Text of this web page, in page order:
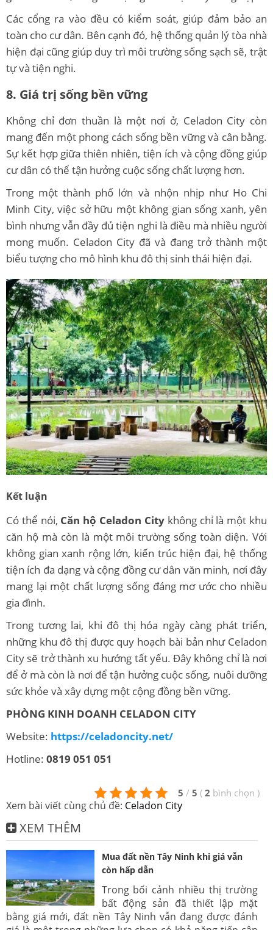
Các cổng ra vào đều có kiểm soát, giúp đảm bảo an
toàn cho cư dân. Bên cạnh đó, hệ thống quản lý tòa nhà
hiện đại cũng giúp duy trì môi trường sống sạch sẽ, trật
tự và tiện nghi.
8. Giá trị sống bền vững
Không chỉ đơn thuần là một nơi ở, Celadon City còn
mang đến một phong cách sống bền vững và cân bằng.
Sự kết hợp giữa thiên nhiên, tiện ích và cộng đồng giúp
cư dân có thể tận hưởng cuộc sống chất lượng hơn.
Trong một thành phố lớn và nhộn nhịp như Ho Chi
Minh City, việc sở hữu một không gian sống xanh, yên
bình nhưng vẫn đầy đủ tiện nghi là điều mà nhiều người
mong muốn. Celadon City đã và đang trở thành một
biểu tượng cho mô hình khu đô thị sinh thái hiện đại.
Kết luận
Có thể nói, Căn hộ Celadon Citykhông chỉ là một khu
căn hộ mà còn là một môi trường sống toàn diện. Với
không gian xanh rộng lớn, kiến trúc hiện đại, hệ thống
tiện ích đa dạng và cộng đồng cư dân văn minh, nơi đây
mang lại một chất lượng sống đáng mơ ước cho nhiều
gia đình.
Trong tương lai, khi đô thị hóa ngày càng phát triển,
những khu đô thị được quy hoạch bài bản như Celadon
City sẽ trở thành xu hướng tất yếu. Đây không chỉ là nơi
để ở mà còn là nơi để tận hưởng cuộc sống, nuôi dưỡng
sức khỏe và xây dựng một cộng đồng bền vững.
PHÒNG KINH DOANH CELADON CITY
Website: https://celadoncity.net/
Hotline: 0819 051 051
5 / 5 ( 2 bình chọn )
Xem bài viết cùng chủ đề: Celadon City
XEM THÊM
Mua đất nền Tây Ninh khi giá vẫn
còn hấp dẫn
Trong bối cảnh nhiều thị trường
bất động sản đã thiết lập mặt
bằng giá mới, đất nền Tây Ninh vẫn đang được đánh